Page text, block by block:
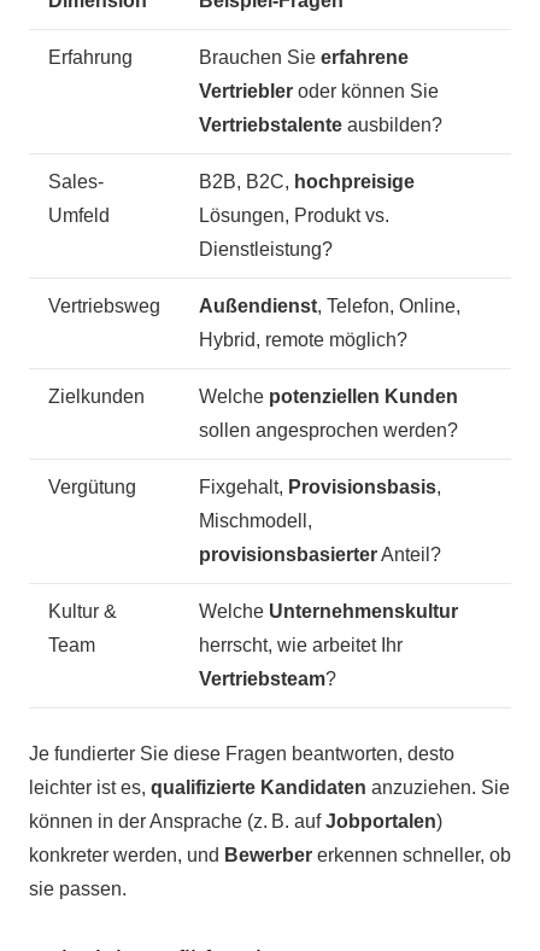
Erfahrung Brauchen Sie erfahrene
Vertriebler oder können Sie
Vertriebstalente ausbilden?
Sales-
Umfeld
B2B, B2C, hochpreisige
Lösungen, Produkt vs.
Dienstleistung?
Vertriebsweg Außendienst, Telefon, Online,
Hybrid, remote möglich?
Zielkunden Welche potenziellen Kunden
sollen angesprochen werden?
Vergütung Fixgehalt, Provisionsbasis,
Mischmodell,
provisionsbasierterAnteil?
Kultur &
Team
Welche Unternehmenskultur
herrscht, wie arbeitet Ihr
Vertriebsteam?
Je fundierter Sie diese Fragen beantworten, desto
leichter ist es, qualifizierte Kandidaten anzuziehen. Sie
können in der Ansprache (z. B. aufJobportalen)
konkreter werden, und Bewerber erkennen schneller, ob
sie passen.